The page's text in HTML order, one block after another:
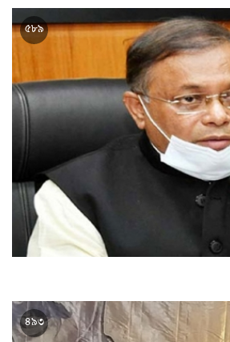
সাম্প্রদায়িক উসকানিদাতাদের ব্যাপারে
৫৮৯
বাংলাদেশ-ভারত সম্পর্ক রক্তের অক্ষরে
৪৯৩